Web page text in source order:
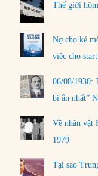
Thế giới
Nợ cho kẻ
việc cho
06/08/1930:
bí ẩn nhất”
Về nhân vật
1979
Tại sao